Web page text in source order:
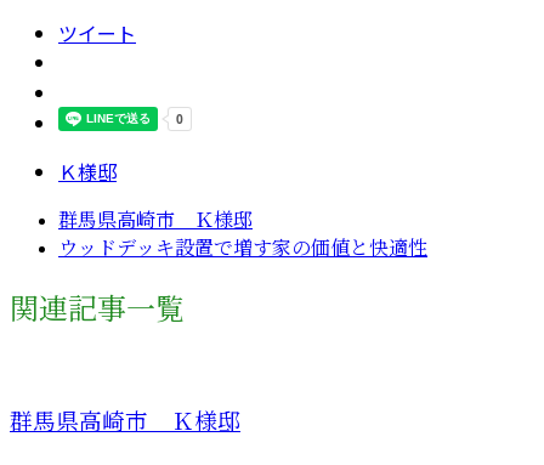
ツイート
Ｋ様邸
群馬県高崎市 Ｋ様邸
ウッドデッキ設置で増す家の価値と快適性
関連記事一覧
群馬県高崎市 Ｋ様邸